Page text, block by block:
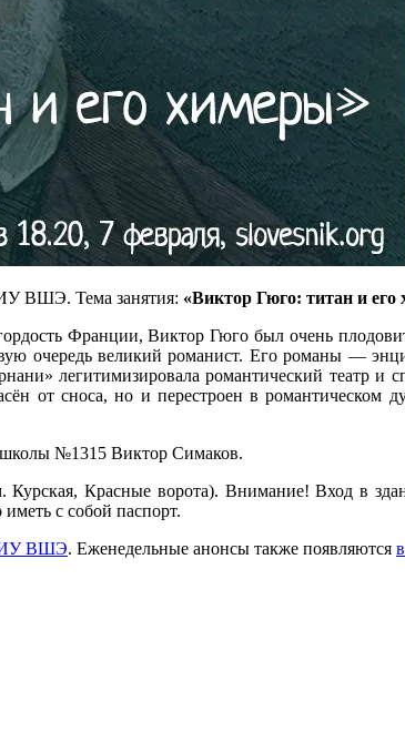
ВШЭ. Тема занятия: «Виктор Гюго: титан и его
Франции, Виктор Гюго был очень
очередь великий романист. Его романы —
легитимизировала романтический театр и
от сноса, но и перестроен в романтическом
школы №1315 Виктор Симаков.
Курская, Красные ворота). Внимание! Вход в
с собой паспорт.
ВШЭ. Еженедельные анонсы также появляются